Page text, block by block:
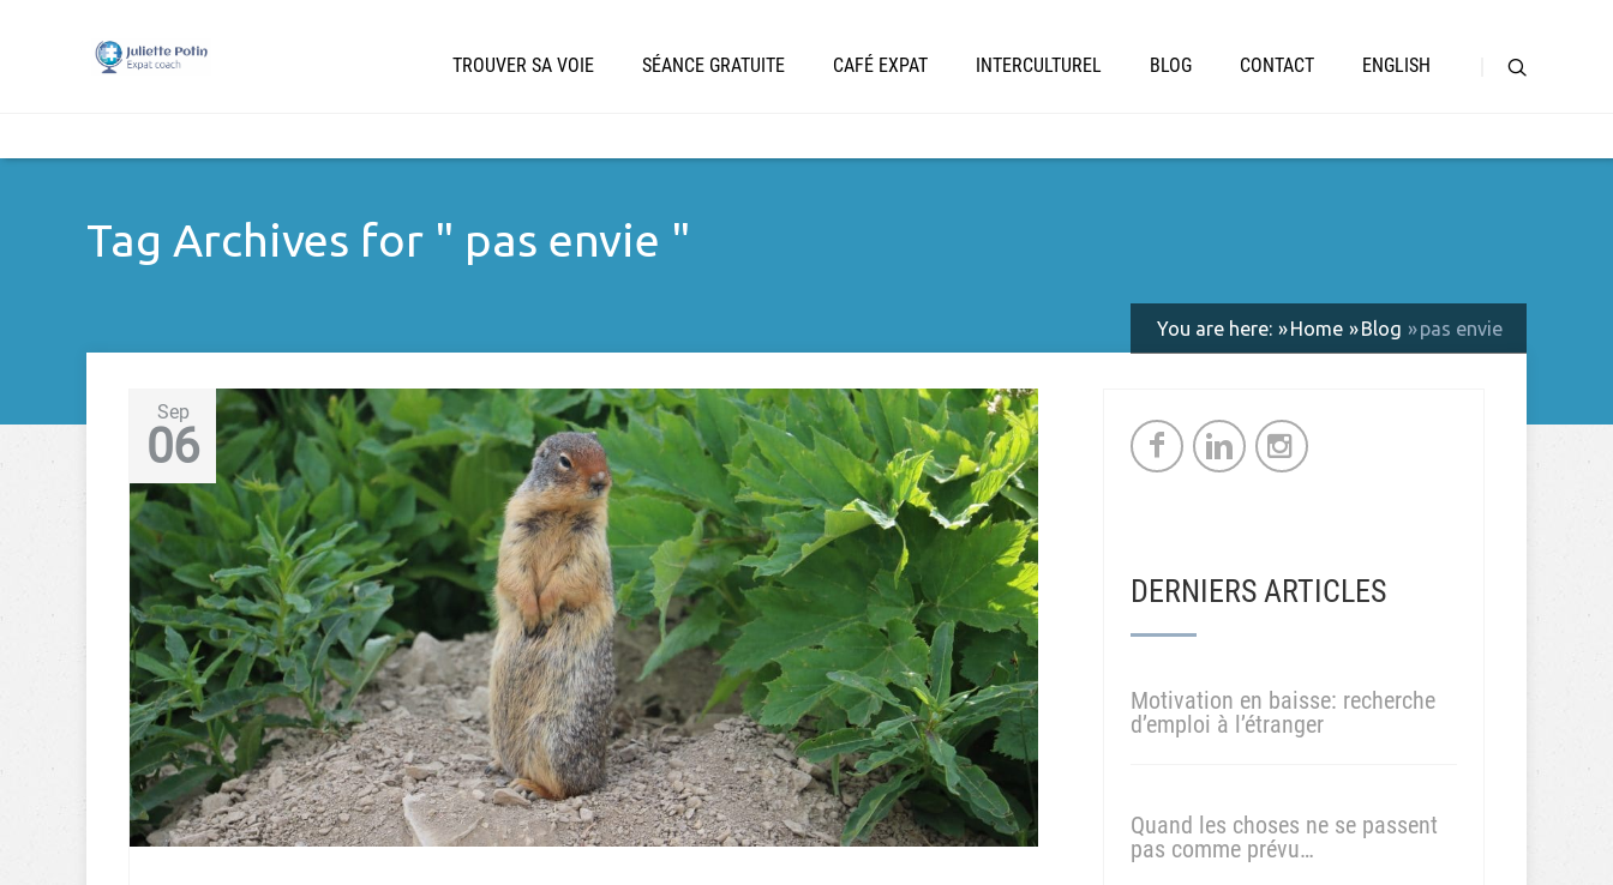
TROUVER SA VOIE SÉANCE GRATUITE CAFÉ EXPAT INTERCULTUREL BLOG CONTACT ENGLISH
Tag Archives for " pas envie "
You are here: Home Blog pas envie
Sep
06
DERNIERS ARTICLES
Motivation en baisse: recherche
d’emploi à l’étranger
Quand les choses ne se passent
pas comme prévu…